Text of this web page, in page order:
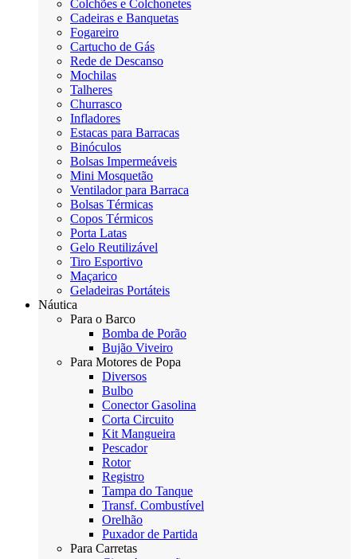
Colchões e Colchonetes
Cadeiras e Banquetas
Fogareiro
Cartucho de Gás
Rede de Descanso
Mochilas
Talheres
Churrasco
Infladores
Estacas para Barracas
Binóculos
Bolsas Impermeáveis
Mini Mosquetão
Ventilador para Barraca
Bolsas Térmicas
Copos Térmicos
Porta Latas
Gelo Reutilizável
Tiro Esportivo
Maçarico
Geladeiras Portáteis
Náutica
Para o Barco
Bomba de Porão
Bujão Viveiro
Para Motores de Popa
Diversos
Bulbo
Conector Gasolina
Corta Circuito
Kit Mangueira
Pescador
Rotor
Registro
Tampa do Tanque
Transf. Combustível
Orelhão
Puxador de Partida
Para Carretas